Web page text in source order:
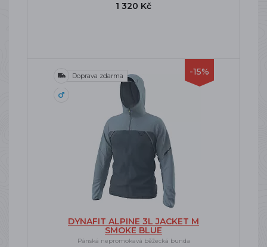
1 320 Kč
-15%
Doprava zdarma
DYNAFIT ALPINE 3L JACKET M
SMOKE BLUE
Pánská nepromokavá běžecká bunda